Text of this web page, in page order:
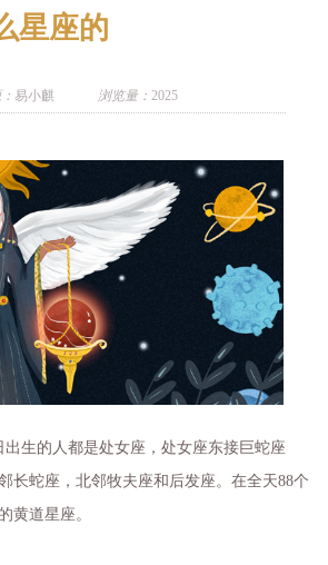
星座的
易小麒 浏览量： 2025
生的人都是处女座，处女座东接巨蛇座
长蛇座，北邻牧夫座和后发座。在全天88个
黄道星座。